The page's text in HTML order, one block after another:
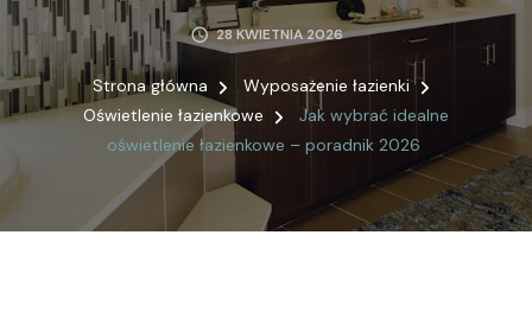
28 KWIETNIA 2026
Strona główna
Wyposażenie łazienki
Oświetlenie łazienkowe
Jak wybrać idealne
oświetlenie łazienkowe – poradnik 2026